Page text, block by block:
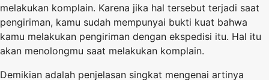
melakukan komplain. Karena jika hal tersebut terjadi saat
pengiriman, kamu sudah mempunyai bukti kuat bahwa
kamu melakukan pengiriman dengan ekspedisi itu. Hal itu
akan menolongmu saat melakukan komplain.
Demikian adalah penjelasan singkat mengenai artinya